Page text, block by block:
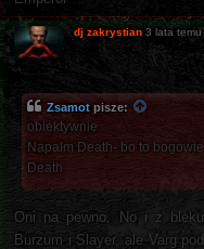
dj zakrystian 3 lata temu
Zsamot pisze:
obiektywnie
Napalm Death- bo to bogowie
Death
Oni na pewno. No i z bleku
Burzum i Slayer, ale Varg